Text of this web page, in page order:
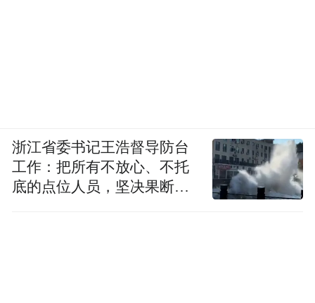
浙江省委书记王浩督导防台
工作：把所有不放心、不托
底的点位人员，坚决果断转